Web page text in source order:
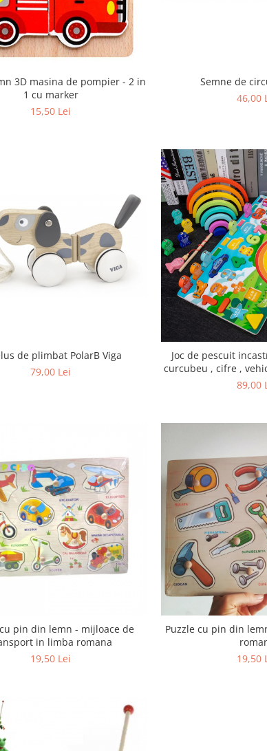
3D masina de pompier - 2 in
1 cu marker
15,50 Lei
Semne de
46,00
de plimbat PolarB Viga
79,00 Lei
Joc de pescuit
curcubeu , cifre ,
89,00
pin din lemn - mijloace de
in limba romana
19,50 Lei
Puzzle cu pin din
19,50